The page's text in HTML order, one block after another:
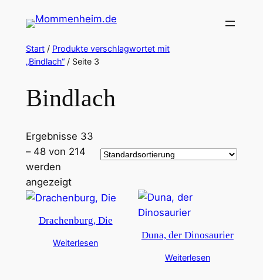
Inhalt
springen
Start/ Produkte verschlagwortet mit
„Bindlach“/ Seite 3
Bindlach
Ergebnisse 33
– 48 von 214
werden
angezeigt
Drachenburg, Die
Weiterlesen
Duna, der Dinosaurier
Weiterlesen